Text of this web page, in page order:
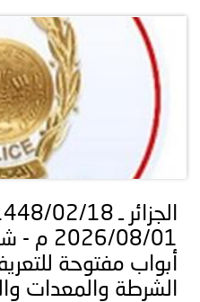
2026/
أبواب مفتوحة
الشرطة والمعدات